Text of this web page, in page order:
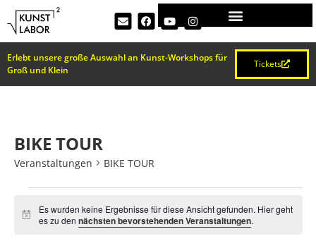
Erlebt unsere große Auswahl an Kunst-Workshops für
Groß und Klein
Tickets
BIKE TOUR
Veranstaltungen BIKE TOUR
Hinweis
Es wurden keine Ergebnisse für diese Ansicht gefunden. Hier geht
es zu dennächsten bevorstehenden Veranstaltungen.